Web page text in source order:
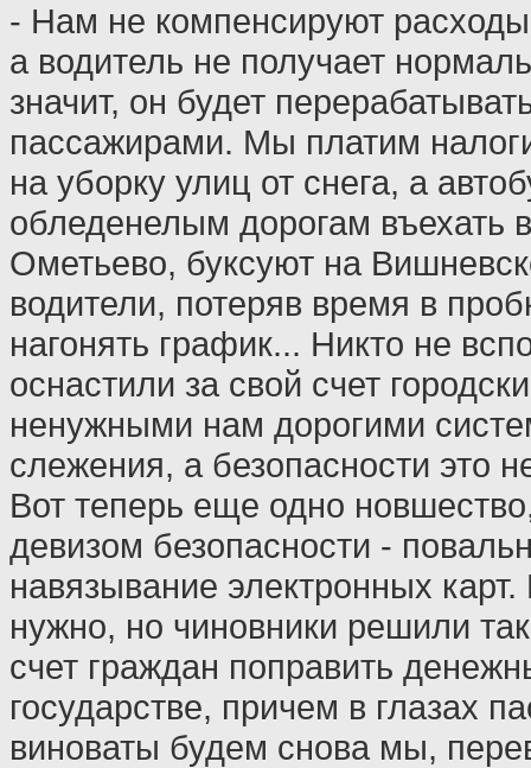
- Нам не компенсируют расходы
а водитель не получает
значит, он будет
пассажирами. Мы платим
на уборку улиц от снега, а
обледенелым дорогам въехать
Ометьево, буксуют на
водители, потеряв время в
нагонять график... Никто не
оснастили за свой счет
ненужными нам дорогими
слежения, а безопасности это
Вот теперь еще одно
девизом безопасности -
навязывание электронных
нужно, но чиновники решили
счет граждан поправить
государстве, причем в глазах
виноваты будем снова мы,